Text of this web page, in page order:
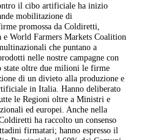
il cibo artificiale ha inizio
mobilitazione di
promossa da Coldiretti,
World Farmers Markets Coalition
che puntano a
nelle nostre campagne con
oltre due milioni le firme
di un divieto alla produzione e
in Italia. Hanno deliberato
le Regioni oltre a Ministri e
ed europei. Anche nella
ha raccolto un consenso
firmatari; hanno espresso il